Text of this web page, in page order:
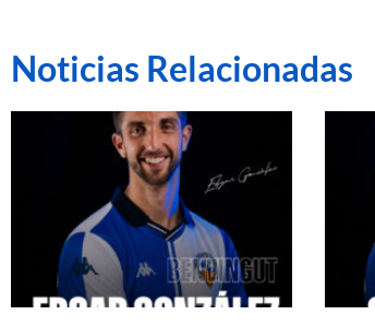
Noticias Relacionadas